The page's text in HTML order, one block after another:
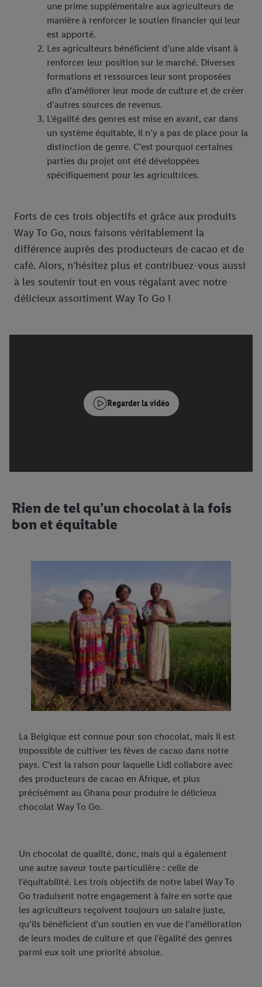
Freeway
Nutri-Scoreune prime supplémentaire aux agriculteurs de
manière à renforcer le soutien financier qui leur
est apporté.
Les agriculteurs bénéficient d’une aide visant à
renforcer leur position sur le marché. Diverses
formations et ressources leur sont proposées
afin d’améliorer leur mode de culture et de créer
d’autres sources de revenus.
L’égalité des genres est mise en avant, car dans
un système équitable, il n’y a pas de place pour la
distinction de genre. C’est pourquoi certaines
parties du projet ont été développées
spécifiquement pour les agricultrices.
Forts de ces trois objectifs et grâce aux produits
Way To Go, nous faisons véritablement la
différence auprès des producteurs de cacao et de
café. Alors, n’hésitez plus et contribuez-vous aussi
à les soutenir tout en vous régalant avec notre
délicieux assortiment Way To Go !
Regarder la vidéo
Rien de tel qu’un chocolat à la fois
bon et équitable
La Belgique est connue pour son chocolat, mais il est
impossible de cultiver les fèves de cacao dans notre
pays. C’est la raison pour laquelle Lidl collabore avec
des producteurs de cacao en Afrique, et plus
précisément au Ghana pour produire le délicieux
chocolat Way To Go.
Un chocolat de qualité, donc, mais qui a également
une autre saveur toute particulière : celle de
l’équitabilité. Les trois objectifs de notre label Way To
Go traduisent notre engagement à faire en sorte que
les agriculteurs reçoivent toujours un salaire juste,
qu’ils bénéficient d’un soutien en vue de l’amélioration
de leurs modes de culture et que l’égalité des genres
parmi eux soit une priorité absolue.